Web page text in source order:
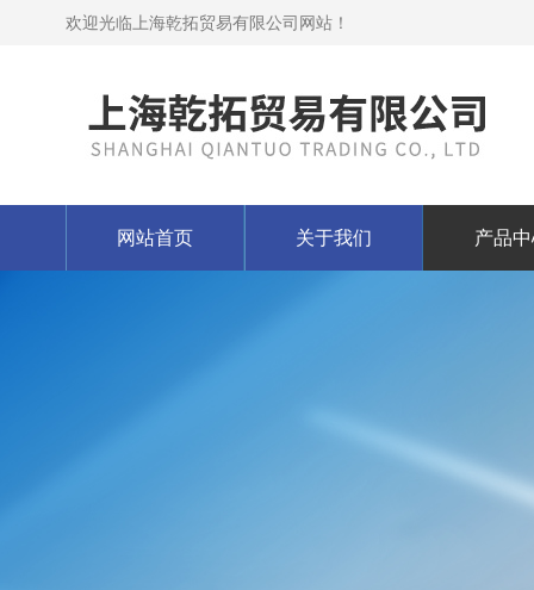
欢迎光临上海乾拓贸易有限公司网站！
网站首页 关于我们 产品